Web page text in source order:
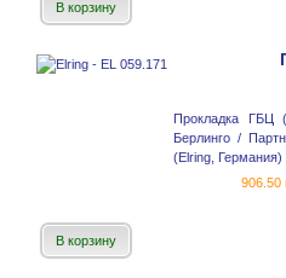
В корзину
Прокладка ГБЦ
Берлинго /
(Elring, Германия)
906.50
В корзину